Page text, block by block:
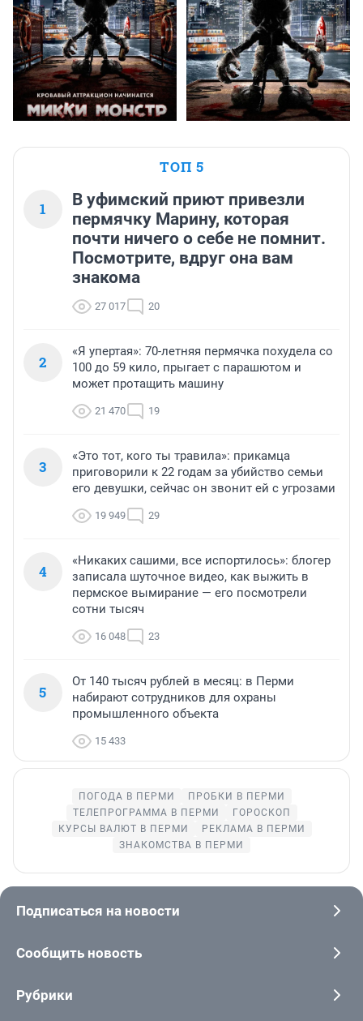
ТОП 5
1
В уфимский приют привезли
пермячку Марину, которая
почти ничего о себе не помнит.
Посмотрите, вдруг она вам
знакома
27 017 20
2
«Я упертая»: 70-летняя пермячка похудела со
100 до 59 кило, прыгает с парашютом и
может протащить машину
21 470 19
3
«Это тот, кого ты травила»: прикамца
приговорили к 22 годам за убийство семьи
его девушки, сейчас он звонит ей с угрозами
19 949 29
4
«Никаких сашими, все испортилось»: блогер
записала шуточное видео, как выжить в
пермское вымирание — его посмотрели
сотни тысяч
16 048 23
5
От 140 тысяч рублей в месяц: в Перми
набирают сотрудников для охраны
промышленного объекта
15 433
ПОГОДА В ПЕРМИ
ПРОБКИ В ПЕРМИ
ТЕЛЕПРОГРАММА В ПЕРМИ
ГОРОСКОП
КУРСЫ ВАЛЮТ В ПЕРМИ
РЕКЛАМА В ПЕРМИ
ЗНАКОМСТВА В ПЕРМИ
Подписаться на новости
Сообщить новость
Рубрики